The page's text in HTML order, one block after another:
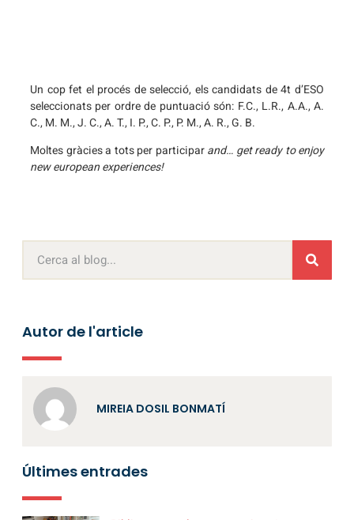
Un cop fet el procés de selecció, els candidats de 4t d’ESO
seleccionats per ordre de puntuació són: F.C., L.R., A.A.,A.
C., M. M.,J. C.,A. T., I. P.,C. P., P. M.,A. R.,G. B.
Moltes gràcies a tots per participarand… get ready to enjoy
new european experiences!
Autor de l'article
MIREIA DOSIL BONMATÍ
Últimes entrades